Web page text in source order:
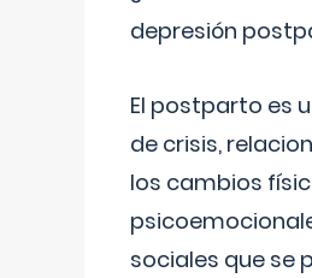
depresión
El postparto es
de crisis,
los cambios
sociales que se